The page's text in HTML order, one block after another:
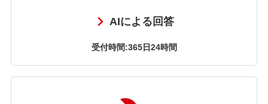
AIによる回答
受付時間:365日24時間